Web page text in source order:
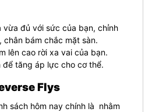
vừa đủ với sức của bạn, chỉnh
chân bám chắc mặt sàn.
lên cao rời xa vai của bạn.
để tăng áp lực cho cơ thể.
Flys
sách hôm nay chính là nhằm